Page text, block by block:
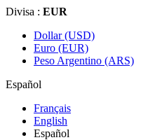
Divisa : EUR
Dollar (USD)
Euro (EUR)
Peso Argentino (ARS)
Español
Français
English
Español